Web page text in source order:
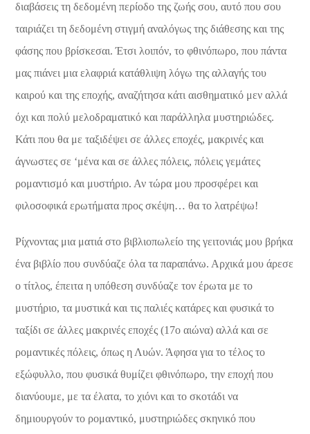
διαβάσεις τη δεδομένη περίοδο της ζωής σου, αυτό που σου
ταιριάζει τη δεδομένη στιγμή αναλόγως της διάθεσης και της
φάσης που βρίσκεσαι. Έτσι λοιπόν, το φθινόπωρο, που πάντα
μας πιάνει μια ελαφριά κατάθλιψη λόγω της αλλαγής του
καιρού και της εποχής, αναζήτησα κάτι αισθηματικό μεν αλλά
όχι και πολύ μελοδραματικό και παράλληλα μυστηριώδες.
Κάτι που θα με ταξιδέψει σε άλλες εποχές, μακρινές και
άγνωστες σε ‘μένα και σε άλλες πόλεις, πόλεις γεμάτες
ρομαντισμό και μυστήριο. Αν τώρα μου προσφέρει και
φιλοσοφικά ερωτήματα προς σκέψη… θα το λατρέψω!
Ρίχνοντας μια ματιά στο βιβλιοπωλείο της γειτονιάς μου βρήκα
ένα βιβλίο που συνδύαζε όλα τα παραπάνω. Αρχικά μου άρεσε
ο τίτλος, έπειτα η υπόθεση συνδύαζε τον έρωτα με το
μυστήριο, τα μυστικά και τις παλιές κατάρες και φυσικά το
ταξίδι σε άλλες μακρινές εποχές (17ο αιώνα) αλλά και σε
ρομαντικές πόλεις, όπως η Λυών. Άφησα για το τέλος το
εξώφυλλο, που φυσικά θυμίζει φθινόπωρο, την εποχή που
διανύουμε, με τα έλατα, το χιόνι και το σκοτάδι να
δημιουργούν το ρομαντικό, μυστηριώδες σκηνικό που